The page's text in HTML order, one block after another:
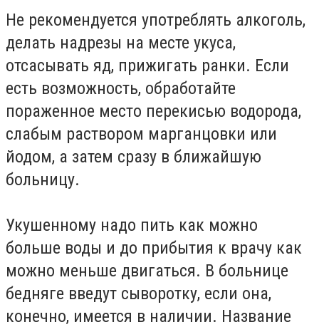
Не рекомендуется употреблять алкоголь,
делать надрезы на месте укуса,
отсасывать яд, прижигать ранки. Если
есть возможность, обработайте
пораженное место перекисью водорода,
слабым раствором марганцовки или
йодом, а затем сразу в ближайшую
больницу.
Укушенному надо пить как можно
больше воды и до прибытия к врачу как
можно меньше двигаться. В больнице
бедняге введут сыворотку, если она,
конечно, имеется в наличии. Название